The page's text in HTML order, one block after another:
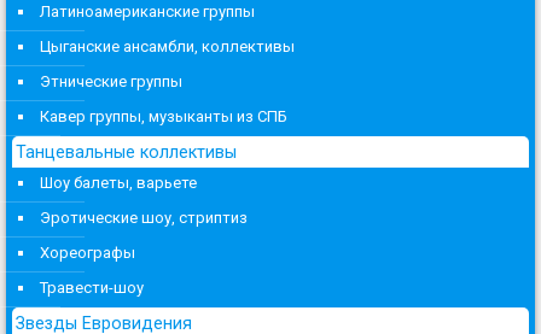
Латиноамериканские группы
Цыганские ансамбли, коллективы
Этнические группы
Кавер группы, музыканты из СПБ
Танцевальные коллективы
Шоу балеты, варьете
Эротические шоу, стриптиз
Хореографы
Травести-шоу
Звезды Евровидения